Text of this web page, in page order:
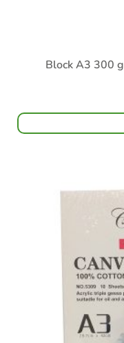
Block A3 300